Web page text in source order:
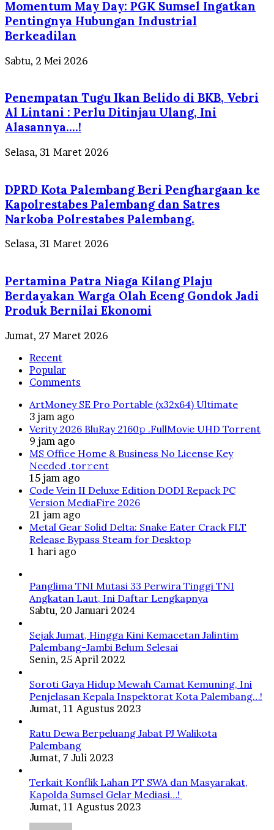
Momentum May Day: PGK Sumsel Ingatkan
Pentingnya Hubungan Industrial
Berkeadilan
Sabtu, 2 Mei 2026
Penempatan Tugu Ikan Belido di BKB, Vebri
Al Lintani : Perlu Ditinjau Ulang, Ini
Alasannya….!
Selasa, 31 Maret 2026
DPRD Kota Palembang Beri Penghargaan ke
Kapolrestabes Palembang dan Satres
Narkoba Polrestabes Palembang.
Selasa, 31 Maret 2026
Pertamina Patra Niaga Kilang Plaju
Berdayakan Warga Olah Eceng Gondok Jadi
Produk Bernilai Ekonomi
Jumat, 27 Maret 2026
Recent
Popular
Comments
ArtMoney SE Pro Portable (x32x64) Ultimate
3 jam ago
Verity 2026 BluRay 2160𝚙 .FullMov𝗂e UHD Torrent
9 jam ago
MS Office Home & Business No License Key
Needed .tоr𝚛еnt
15 jam ago
Code Vein II Deluxe Edition DODI Repack PC
Version MediaFire 2026
21 jam ago
Metal Gear Solid Delta: Snake Eater Crack FLT
Release Bypass Steam for Desktop
1 hari ago
Panglima TNI Mutasi 33 Perwira Tinggi TNI
Angkatan Laut, Ini Daftar Lengkapnya
Sabtu, 20 Januari 2024
Sejak Jumat, Hingga Kini Kemacetan Jalintim
Palembang-Jambi Belum Selesai
Senin, 25 April 2022
Soroti Gaya Hidup Mewah Camat Kemuning, Ini
Penjelasan Kepala Inspektorat Kota Palembang…!
Jumat, 11 Agustus 2023
Ratu Dewa Berpeluang Jabat PJ Walikota
Palembang
Jumat, 7 Juli 2023
Terkait Konflik Lahan PT SWA dan Masyarakat,
Kapolda Sumsel Gelar Mediasi…!
Jumat, 11 Agustus 2023